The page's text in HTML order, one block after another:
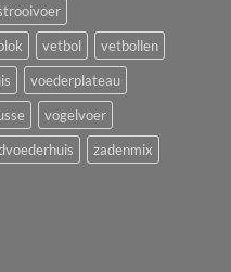
vetbol
vetbollen
voederplateau
vogelvoer
zadenmix